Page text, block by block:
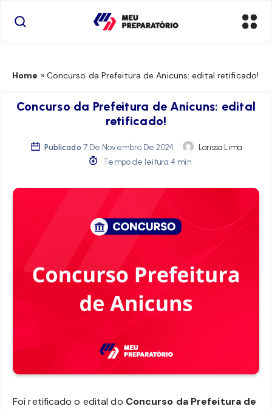
Home » Concurso da Prefeitura de Anicuns: edital retificado!
Concurso da Prefeitura de Anicuns: edital
retificado!
Publicado 7 De Novembro De 2024
Larissa Lima
Tempo de leitura: 4 min
Foi retificado o edital do Concurso da Prefeitura de